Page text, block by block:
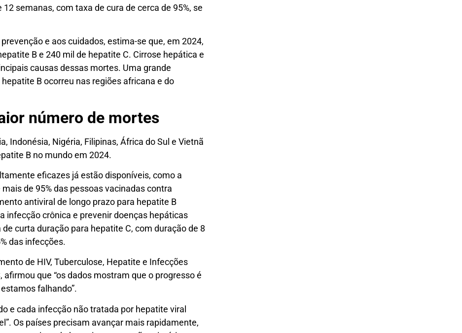
semanas, com taxa de cura de cerca de 95%, se
e aos cuidados, estima-se que, em 2024,
B e 240 mil de hepatite C. Cirrose hepática e
causas dessas mortes. Uma grande
B ocorreu nas regiões africana e do
número de mortes
Indonésia, Nigéria, Filipinas, África do Sul e Vietnã
B no mundo em 2024.
eficazes já estão disponíveis, como a
de 95% das pessoas vacinadas contra
antiviral de longo prazo para hepatite B
infecção crônica e prevenir doenças hepáticas
curta duração para hepatite C, com duração de 8
das infecções.
de HIV, Tuberculose, Hepatite e Infecções
que “os dados mostram que o progresso é
falhando”.
e cada infecção não tratada por hepatite viral
Os países precisam avançar mais rapidamente,